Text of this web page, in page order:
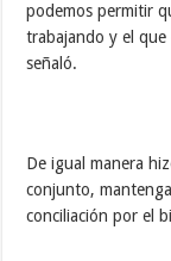
podemos permitir
trabajando y el que
señaló.
De igual manera
conjunto,
conciliación por el